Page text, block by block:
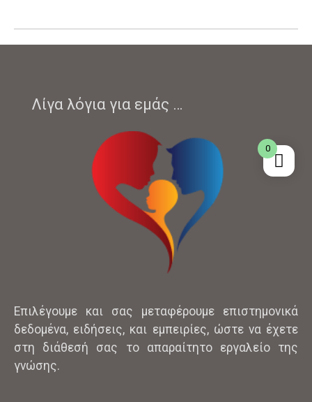
Λίγα λόγια για εμάς …
Επιλέγουμε και σας μεταφέρουμε επιστημονικά
δεδομένα, ειδήσεις, και εμπειρίες, ώστε να έχετε
στη διάθεσή σας το απαραίτητο εργαλείο της
γνώσης.
0